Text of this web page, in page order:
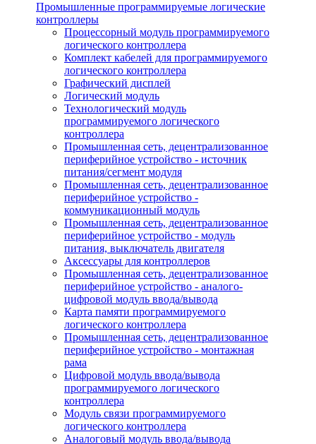
Промышленные программируемые логические
контроллеры
Процессорный модуль программируемого
логического контроллера
Комплект кабелей для программируемого
логического контроллера
Графический дисплей
Логический модуль
Технологический модуль
программируемого логического
контроллера
Промышленная сеть, децентрализованное
периферийное устройство - источник
питания/сегмент модуля
Промышленная сеть, децентрализованное
периферийное устройство -
коммуникационный модуль
Промышленная сеть, децентрализованное
периферийное устройство - модуль
питания, выключатель двигателя
Аксессуары для контроллеров
Промышленная сеть, децентрализованное
периферийное устройство - аналого-
цифровой модуль ввода/вывода
Карта памяти программируемого
логического контроллера
Промышленная сеть, децентрализованное
периферийное устройство - монтажная
рама
Цифровой модуль ввода/вывода
программируемого логического
контроллера
Модуль связи программируемого
логического контроллера
Аналоговый модуль ввода/вывода